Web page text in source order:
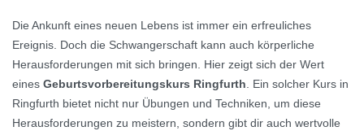
Die Ankunft eines neuen Lebens ist immer ein erfreuliches
Ereignis. Doch die Schwangerschaft kann auch körperliche
Herausforderungen mit sich bringen. Hier zeigt sich der Wert
eines Geburtsvorbereitungskurs Ringfurth. Ein solcher Kurs in
Ringfurth bietet nicht nur Übungen und Techniken, um diese
Herausforderungen zu meistern, sondern gibt dir auch wertvolle